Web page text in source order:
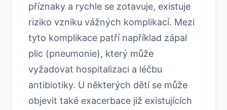
příznaky a rychle se zotavuje, existuje
riziko vzniku vážných komplikací. Mezi
tyto komplikace patří například zápal
plic (pneumonie), který může
vyžadovat hospitalizaci a léčbu
antibiotiky. U některých dětí se může
objevit také exacerbace již existujících